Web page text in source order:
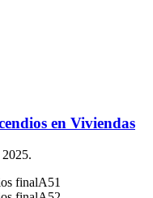
en Viviendas
.